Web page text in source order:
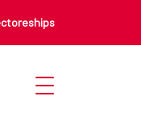
Open menu